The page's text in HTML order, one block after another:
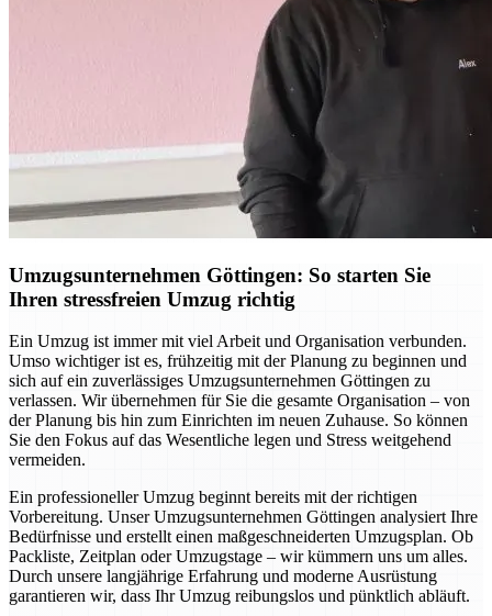
Umzugsunternehmen Göttingen: So starten Sie
Ihren stressfreien Umzug richtig
Ein Umzug ist immer mit viel Arbeit und Organisation verbunden.
Umso wichtiger ist es, frühzeitig mit der Planung zu beginnen und
sich auf ein zuverlässiges Umzugsunternehmen Göttingen zu
verlassen. Wir übernehmen für Sie die gesamte Organisation – von
der Planung bis hin zum Einrichten im neuen Zuhause. So können
Sie den Fokus auf das Wesentliche legen und Stress weitgehend
vermeiden.
Ein professioneller Umzug beginnt bereits mit der richtigen
Vorbereitung. Unser Umzugsunternehmen Göttingen analysiert Ihre
Bedürfnisse und erstellt einen maßgeschneiderten Umzugsplan. Ob
Packliste, Zeitplan oder Umzugstage – wir kümmern uns um alles.
Durch unsere langjährige Erfahrung und moderne Ausrüstung
garantieren wir, dass Ihr Umzug reibungslos und pünktlich abläuft.